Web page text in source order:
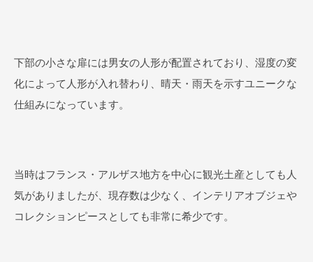
下部の小さな扉には男女の人形が配置されており、湿度の変
化によって人形が入れ替わり、晴天・雨天を示すユニークな
仕組みになっています。
当時はフランス・アルザス地方を中心に観光土産としても人
気がありましたが、現存数は少なく、インテリアオブジェや
コレクションピースとしても非常に希少です。